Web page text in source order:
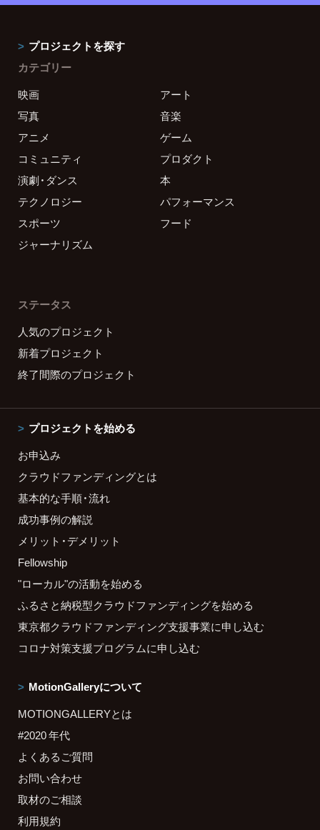
プロジェクトを探す
カテゴリー
映画
アート
写真
音楽
アニメ
ゲーム
コミュニティ
プロダクト
演劇・ダンス
本
テクノロジー
パフォーマンス
スポーツ
フード
ジャーナリズム
ステータス
人気のプロジェクト
新着プロジェクト
終了間際のプロジェクト
プロジェクトを始める
お申込み
クラウドファンディングとは
基本的な手順・流れ
成功事例の解説
メリット・デメリット
Fellowship
"ローカル"の活動を始める
ふるさと納税型クラウドファンディングを始める
東京都クラウドファンディング支援事業に申し込む
コロナ対策支援プログラムに申し込む
MotionGalleryについて
MOTIONGALLERYとは
#2020 年代
よくあるご質問
お問い合わせ
取材のご相談
利用規約